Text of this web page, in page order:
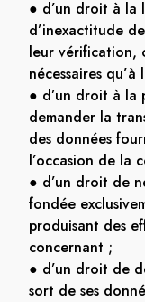
● d’un droit à la
d’inexactitude
leur vérification,
nécessaires
● d’un droit à la
demander la
des données
l’occasion de la
● d’un droit de
fondée
produisant des
concernant ;
● d’un droit de
sort de ses